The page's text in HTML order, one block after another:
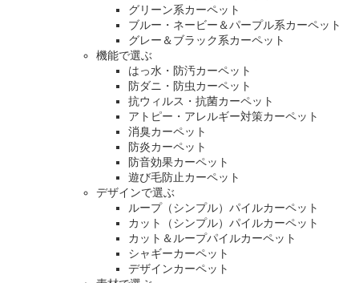
グリーン系カーペット
ブルー・ネービー＆パープル系カーペット
グレー＆ブラック系カーペット
機能で選ぶ
はっ水・防汚カーペット
防ダニ・防虫カーペット
抗ウィルス・抗菌カーペット
アトピー・アレルギー対策カーペット
消臭カーペット
防炎カーペット
防音効果カーペット
遊び毛防止カーペット
デザインで選ぶ
ループ（シンプル）パイルカーペット
カット（シンプル）パイルカーペット
カット＆ループパイルカーペット
シャギーカーペット
デザインカーペット